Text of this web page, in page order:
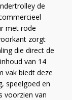
de
met rode
zorgt
die direct de
van 14
vak biedt deze
speelgoed en
voorzien van